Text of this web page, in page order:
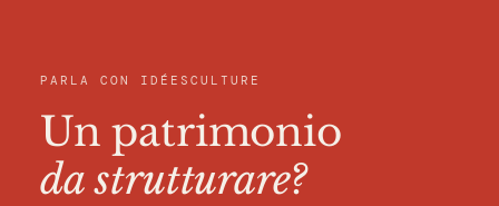
PARLA CON IDÉESCULTURE
Un patrimonio
da strutturare?